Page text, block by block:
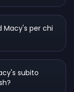
Macy's per chi
subito